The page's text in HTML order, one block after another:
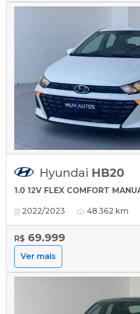
Hyundai HB20
1.0 12V FLEX COMFORT
2022/2023 48.362 km
R$ 69.999
Ver mais